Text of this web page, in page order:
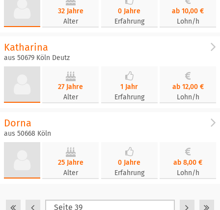
32 Jahre
Alter
0 Jahre
Erfahrung
ab 10,00 €
Lohn/h
Katharina
aus 50679 Köln Deutz
27 Jahre
Alter
1 Jahr
Erfahrung
ab 12,00 €
Lohn/h
Dorna
aus 50668 Köln
25 Jahre
Alter
0 Jahre
Erfahrung
ab 8,00 €
Lohn/h